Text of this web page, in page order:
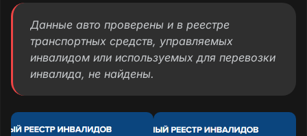
Данные авто проверены и в реестре
транспортных средств, управляемых
инвалидом или используемых для перевозки
инвалида, не найдены.